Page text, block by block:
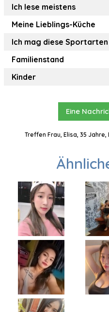
Ich lese meistens
Meine Lieblings-Küche
Ich mag diese Sportarten
Familienstand
Kinder
Eine
Treffen Frau, Elisa, 35 Jahre,